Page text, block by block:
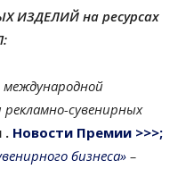
ИЗДЕЛИЙ на ресурсах
рекламно-сувенирных
. Новости Премии >>>;
бизнеса» –